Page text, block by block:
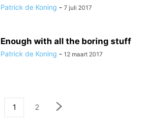
Patrick de Koning - 7 juli 2017
Enough with all the boring stuff
Patrick de Koning - 12 maart 2017
1 2